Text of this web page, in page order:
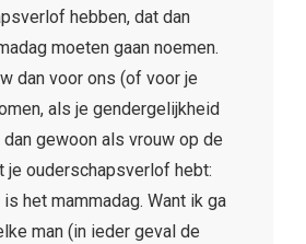
hebben, dat dan
moeten gaan noemen.
dan voor ons (of voor je
als je gendergelijkheid
gewoon als vrouw op de
je ouderschapsverlof hebt:
is het mammadag. Want ik ga
man (in ieder geval de